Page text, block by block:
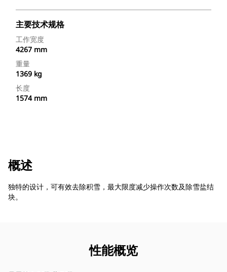
主要技术规格
工作宽度
4267 mm
重量
1369 kg
长度
1574 mm
概述
独特的设计，可有效去除积雪，最大限度减少操作次数及除雪盐结
块。
性能概览